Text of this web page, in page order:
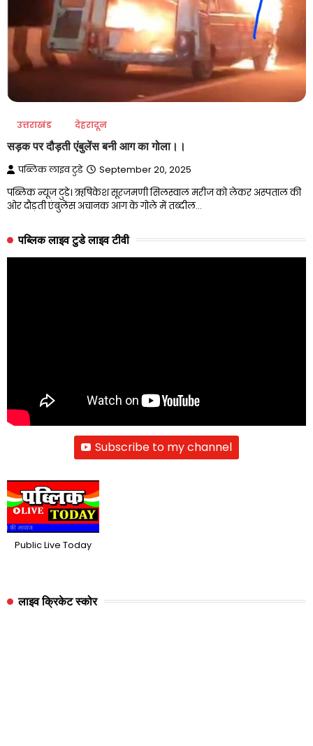
उत्तराखंड देहरादून
सड़क पर दौड़ती एंबुलेंस बनी आग का गोला।।
पब्लिक लाइव टुडे September 20, 2025
पब्लिक न्यूज टुडे। ऋषिकेश सूरजमणी सिलस्वाल मरीज को लेकर अस्पताल की
ओर दौड़ती एंबुलेंस अचानक आग के गोले में तब्दील…
पब्लिक लाइव टुडे लाइव टीवी
Subscribe to my channel
Public Live Today
लाइव क्रिकेट स्कोर